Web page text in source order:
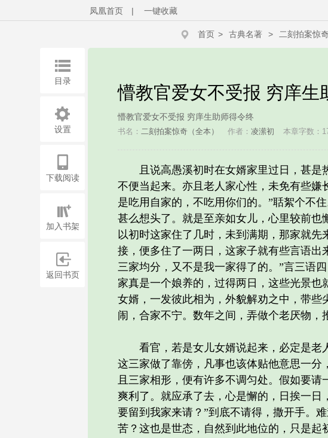
凤凰首页 | 一键收藏
首页 > 古典名著 > 二刻拍案惊
懵教官爱女不受报 穷庠生
懵教官爱女不受报 穷庠生助师得令终
书名： 二刻拍案惊奇（全本） 作者： 凌潆初 本章字数：
且说高愚溪初时在女婿家里过日，甚是
不便当起来。亦且老人家心性，未免有些
是吃用自家的，不吃用你们的。”聒絮个不
甚么想头了。就是至亲如女儿，心里较前
以初时这家住了几时，未到满期，那家就
接，便多住了一两日，这家子就有些言语出
三家均分，又不是我一家得了的。”言三语
家真是一个娘养的，过得两日，这些光景
女婿，一发彼此相为，外貌解劝之中，带
闹，合家不宁。数年之间，弄做个老厌物，
看官，若是女儿女婿说起来，必定是老
这三家做了靠傍，凡事也该体贴他意思一
且三家相形，便有许多不调匀处。假如要
爽利了。就应承了去，心是懈的，日挨一
要留到我家来请？”到底不请得，撒开手。
苦？这也是世态，自然到此地位的，只是
目录
设置
下载阅读
加入书架
返回书页